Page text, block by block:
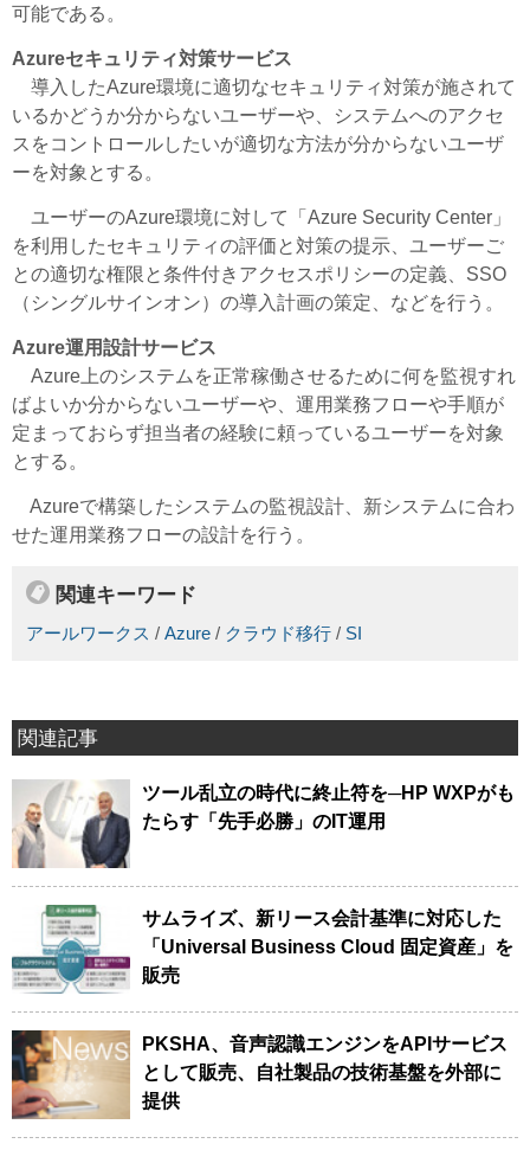
可能である。
Azureセキュリティ対策サービス
導入したAzure環境に適切なセキュリティ対策が施されて
いるかどうか分からないユーザーや、システムへのアクセ
スをコントロールしたいが適切な方法が分からないユーザ
ーを対象とする。
ユーザーのAzure環境に対して「Azure Security Center」
を利用したセキュリティの評価と対策の提示、ユーザーご
との適切な権限と条件付きアクセスポリシーの定義、SSO
（シングルサインオン）の導入計画の策定、などを行う。
Azure運用設計サービス
Azure上のシステムを正常稼働させるために何を監視すれ
ばよいか分からないユーザーや、運用業務フローや手順が
定まっておらず担当者の経験に頼っているユーザーを対象
とする。
Azureで構築したシステムの監視設計、新システムに合わ
せた運用業務フローの設計を行う。
関連キーワード
アールワークス / Azure / クラウド移行 / SI
関連記事
ツール乱立の時代に終止符を─HP WXPがも
たらす「先手必勝」のIT運用
サムライズ、新リース会計基準に対応した
「Universal Business Cloud 固定資産」を
販売
PKSHA、音声認識エンジンをAPIサービス
として販売、自社製品の技術基盤を外部に
提供